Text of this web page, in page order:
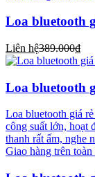
Loa bluetooth
Liên hệ389.000₫
Loa bluetooth
Loa bluetooth giá
công suất lớn, hoạt
thanh rất ấm, nghe
Giao hàng trên toàn